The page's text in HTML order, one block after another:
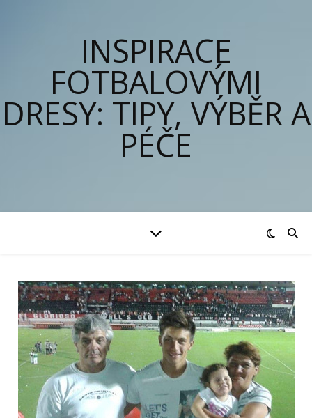
INSPIRACE
FOTBALOVÝMI
DRESY: TIPY, VÝBĚR A
PÉČE